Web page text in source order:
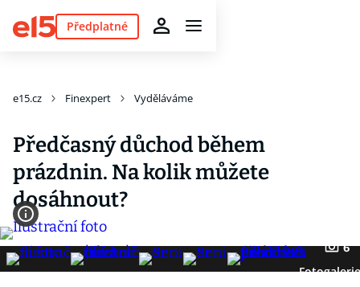
Předplatné
e15.cz Finexpert Vyděláváme
Předčasný důchod během
prázdnin. Na kolik můžete
dosáhnout?
6
Fotogalerie